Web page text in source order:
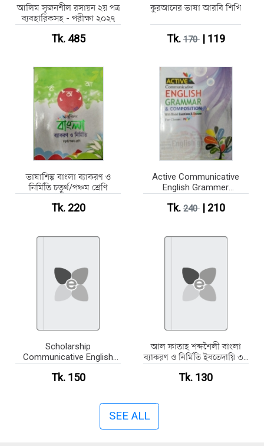
আলিম সৃজনশীল রসায়ন ২য় পত্র
ব্যবহারিকসহ - পরীক্ষা ২০২৭
Tk. 485
কুরআনের ভাষা আরবি শিখি
Tk.170| 119
ভাষাশিল্প বাংলা ব্যাকরণ ও
নির্মিতি চতুর্থ/পঞ্চম শ্রেণি
Tk. 220
Active Communicative
English Grammer
Tk.240| 210
Scholarship
Communicative English
Composition - Class
Tk. 150
আল ফাতাহ শব্দশৈলী বাংলা
ব্যাকরণ ও নির্মিতি ইবতেদায়ি ৩য়
Tk. 130
SEE ALL